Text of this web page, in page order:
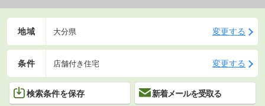
地域 大分県 変更する
条件 店舗付き住宅 変更する
検索条件を保存 新着メールを受取る